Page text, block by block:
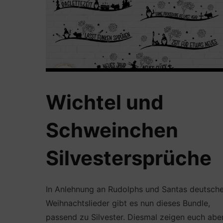
Wichtel und
Schweinchen
Silvestersprüche
In Anlehnung an Rudolphs und Santas
Weihnachtslieder gibt es nun dieses Bundle,
passend zu Silvester. Diesmal zeigen euch